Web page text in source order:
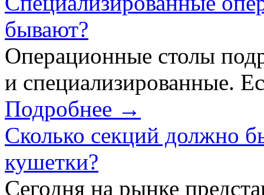
бывают?
Операционные столы
и специализированные.
Подробнее →
Сколько секций должно
кушетки?
Сегодня на рынке